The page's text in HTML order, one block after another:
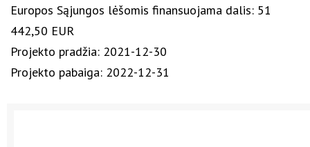
Europos Sąjungos lėšomis finansuojama dalis: 51
442,50 EUR
Projekto pradžia: 2021-12-30
Projekto pabaiga: 2022-12-31